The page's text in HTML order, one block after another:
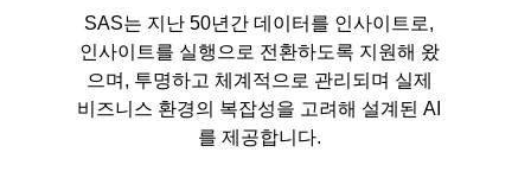
SAS는 지난 50년간 데이터를 인사이트로,
인사이트를 실행으로 전환하도록 지원해 왔
으며, 투명하고 체계적으로 관리되며 실제
비즈니스 환경의 복잡성을 고려해 설계된 AI
를 제공합니다.